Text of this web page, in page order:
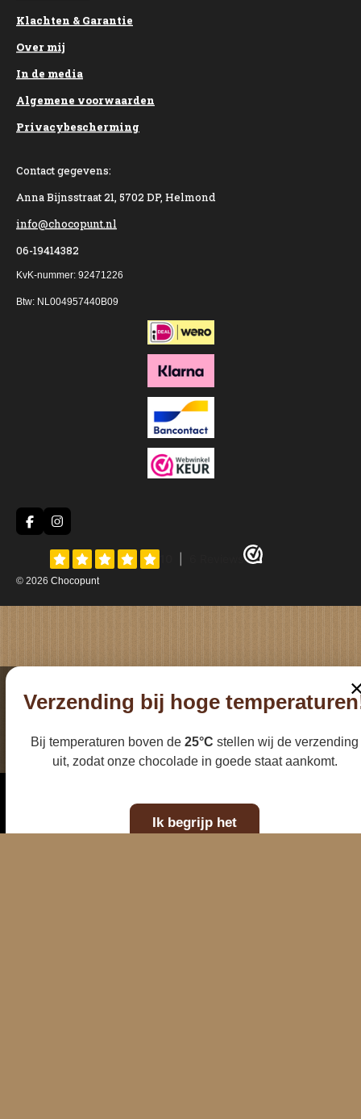
Klachten & Garantie
Over mij
In de media
Algemene voorwaarden
Privacybescherming
Contact gegevens:
Anna Bijnsstraat 21, 5702 DP, Helmond
info@chocopunt.nl
06-19414382
KvK-nummer: 92471226
Btw: NL004957440B09
F
a
b
o
I
n
s
t
a
g
© 2026 Chocopunt
Telefoonnummer Kaart
Verzending bij hoge
Bij temperaturen boven de 25°C stellen wij de verzending
uit, zodat onze chocolade in goede staat aankomt.
Ik begrijp het